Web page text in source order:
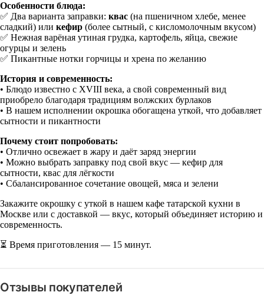
Особенности блюда:
✅ Два варианта заправки: квас (на пшеничном хлебе, менее
сладкий) или кефир (более сытный, с кисломолочным вкусом)
✅ Нежная варёная утиная грудка, картофель, яйца, свежие
огурцы и зелень
✅ Пикантные нотки горчицы и хрена по желанию
История и современность:
• Блюдо известно с XVIII века, а свой современный вид
приобрело благодаря традициям волжских бурлаков
• В нашем исполнении окрошка обогащена уткой, что добавляет
сытности и пикантности
Почему стоит попробовать:
• Отлично освежает в жару и даёт заряд энергии
• Можно выбрать заправку под свой вкус — кефир для
сытности, квас для лёгкости
• Сбалансированное сочетание овощей, мяса и зелени
Закажите окрошку с уткой в нашем кафе татарской кухни в
Москве или с доставкой — вкус, который объединяет историю и
современность.
⏳ Время приготовления — 15 минут.
Отзывы покупателей